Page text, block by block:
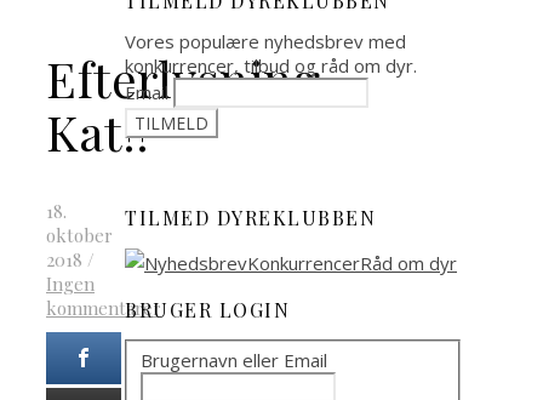
Efterlysning
Kat!!
18.
oktober
2018 /
Ingen
kommentarer
Vores populære nyhedsbrev med
konkurrencer, tilbud og råd om dyr.
Email
TILMED DYREKLUBBEN
BRUGER LOGIN
Brugernavn eller Email